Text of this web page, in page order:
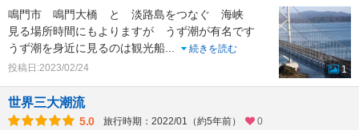
鳴門市 鳴門大橋 と 淡路島をつなぐ 海峡
見る場所時間にもよりますが うず潮が有名です
うず潮を身近に見るのは観光船...
続きを読む
投稿日:2023/02/24
1
世界三大潮流
5.0 旅行時期：2022/01（約5年前）
0